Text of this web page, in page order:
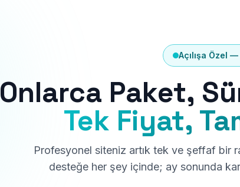
Açılışa Özel
Onlarca Paket,
Tek Fiyat,
Profesyonel siteniz artık tek ve şeffaf bir
desteğe her şey içinde; ay sonunda